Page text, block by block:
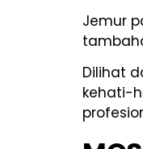
Jemur
Dilihat
kehati-